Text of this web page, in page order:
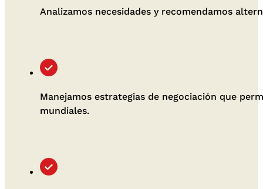
Analizamos necesidades y recomendamos
Manejamos estrategias de negociación que
mundiales.